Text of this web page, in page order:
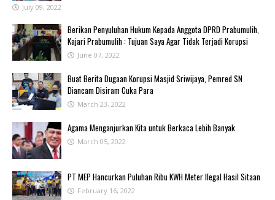
July 09, 2022
Berikan Penyuluhan Hukum Kepada Anggota DPRD Prabumulih,
Kajari Prabumulih : Tujuan Saya Agar Tidak Terjadi Korupsi
June 07, 2022
Buat Berita Dugaan Korupsi Masjid Sriwijaya, Pemred SN
Diancam Disiram Cuka Para
March 23, 2022
Agama Menganjurkan Kita untuk Berkaca Lebih Banyak
March 05, 2022
PT MEP Hancurkan Puluhan Ribu KWH Meter Ilegal Hasil Sitaan
February 16, 2022